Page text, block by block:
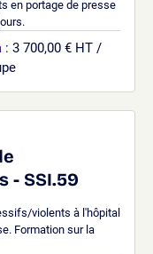
en portage de presse
: 3 700,00 € HT /
- SSI.59
violents à l'hôpital
Formation sur la